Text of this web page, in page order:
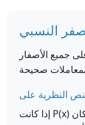
النسبي
جميع الأصفار
إذا كانت P(x) دالة متعددة الحدود بمعاملات صحيحة وإذا كان